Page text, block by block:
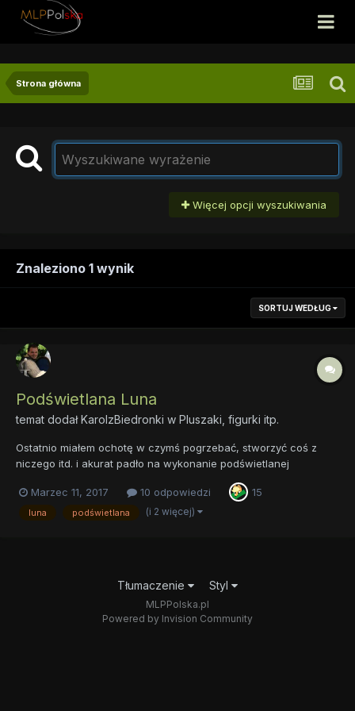
Strona główna
Więcej opcji wyszukiwania
Znaleziono 1 wynik
SORTUJ WEDŁUG
Podświetlana Luna
temat dodałKarolzBiedronki w Pluszaki, figurki itp.
Ostatnio miałem ochotę w czymś pogrzebać, stworzyć coś z
niczego itd. i akurat padło na wykonanie podświetlanej
było się pochwalić efektem końcowym Sama Lunę
wygrawerowaną w plexi zamówiłem u znajomego kilka lat temu -
Marzec 11, 2017 10 odpowiedzi 15
luna podświetlana (i 2 więcej)
Tłumaczenie Styl
MLPPolska.pl
Powered by Invision Community